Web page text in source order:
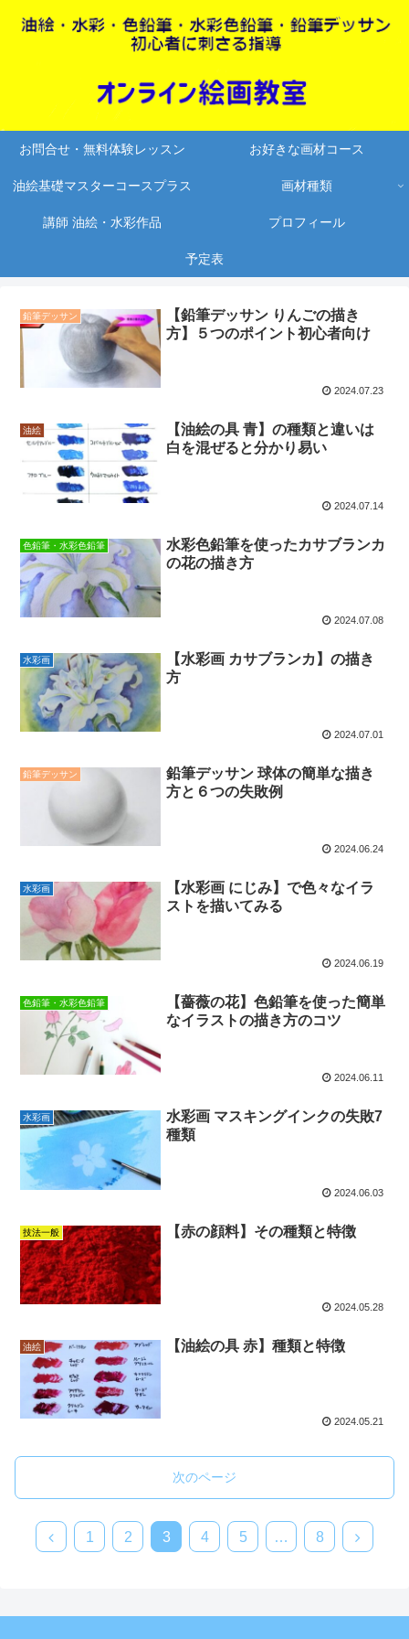
お問合せ・無料体験レッスン お好きな画材コース
油絵基礎マスターコースプラス 画材種類
講師 油絵・水彩作品 プロフィール
予定表
鉛筆デッサン
【鉛筆デッサン りんごの描き
方】５つのポイント初心者向け
2024.07.23
油絵
【油絵の具 青】の種類と違いは
白を混ぜると分かり易い
2024.07.14
色鉛筆・水彩色鉛筆
水彩色鉛筆を使ったカサブランカ
の花の描き方
2024.07.08
水彩画
【水彩画 カサブランカ】の描き
方
2024.07.01
鉛筆デッサン
鉛筆デッサン 球体の簡単な描き
方と６つの失敗例
2024.06.24
水彩画
【水彩画 にじみ】で色々なイラ
ストを描いてみる
2024.06.19
色鉛筆・水彩色鉛筆
【薔薇の花】色鉛筆を使った簡単
なイラストの描き方のコツ
2024.06.11
水彩画
水彩画 マスキングインクの失敗7
種類
2024.06.03
技法一般 【赤の顔料】その種類と特徴
2024.05.28
油絵 【油絵の具 赤】種類と特徴
2024.05.21
次のページ
前
1 2 3 4 5 … 8
次